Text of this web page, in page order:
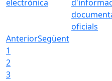
electrònica
oficials
AnteriorSegüent
1
2
3